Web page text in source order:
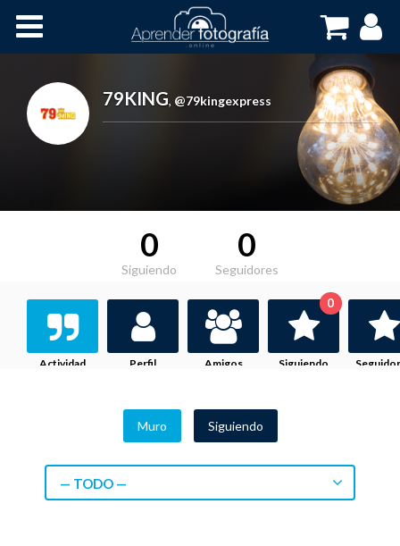
Cursos OnLine
79KING, @79kingexpress
0
Siguiendo
0
Seguidores
Actividad Perfil Amigos Siguiendo
0
Muro Siguiendo
— TODO —